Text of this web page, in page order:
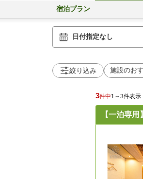
宿泊プラン
日付指定なし
絞り込み
3件中1～3件表示
【一泊専